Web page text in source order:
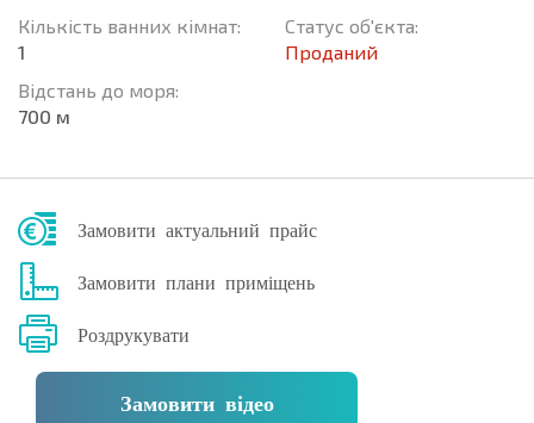
Кількість ванних кімнат:
1
Відстань до моря:
700 м
Статус об'єкта:
Проданий
Замовити актуальний прайс
Замовити плани приміщень
Роздрукувати
Замовити відео